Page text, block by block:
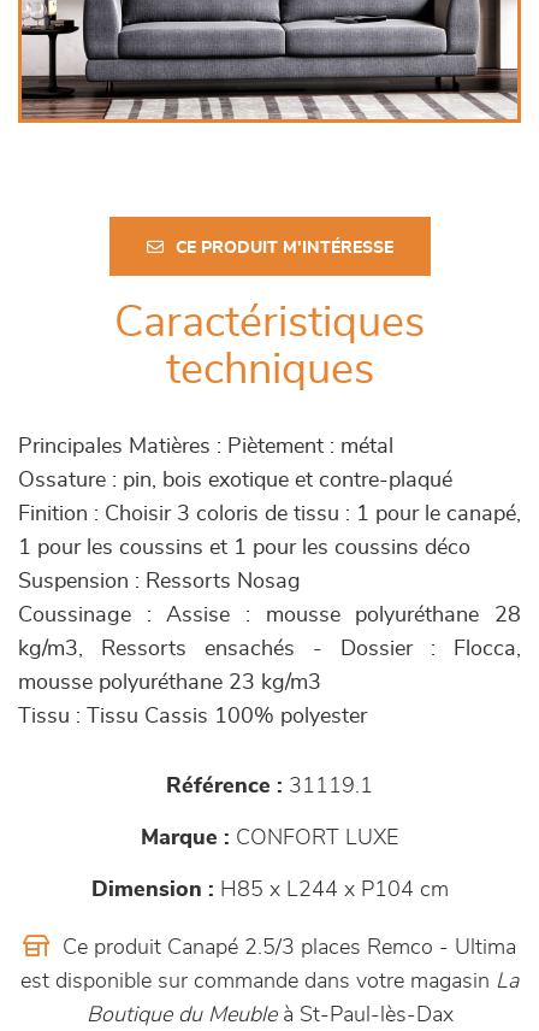
CE PRODUIT M'INTÉRESSE
Caractéristiques
techniques
Principales Matières : Piètement : métal
Ossature : pin, bois exotique et contre-plaqué
Finition : Choisir 3 coloris de tissu : 1 pour le canapé,
1 pour les coussins et 1 pour les coussins déco
Suspension : Ressorts Nosag
Coussinage : Assise : mousse polyuréthane 28
kg/m3, Ressorts ensachés - Dossier : Flocca,
mousse polyuréthane 23 kg/m3
Tissu : Tissu Cassis 100% polyester
Référence : 31119.1
Marque : CONFORT LUXE
Dimension : H85 x L244 x P104 cm
Ce produit Canapé 2.5/3 places Remco - Ultima
est disponible sur commande dans votre magasin La
Boutique du Meubleà St-Paul-lès-Dax